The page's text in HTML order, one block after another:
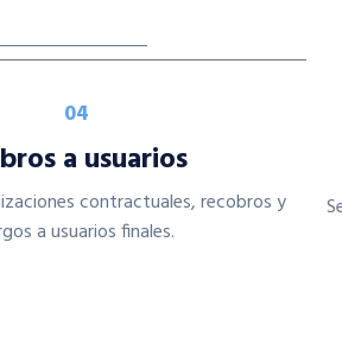
04
a usuarios
contractuales, recobros y
a usuarios finales.